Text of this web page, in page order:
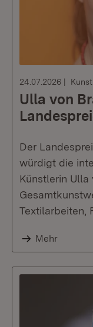
24.07.2026
Ulla von
Der
würdigt die
Künstlerin Ulla
Textilarbeiten,
Mehr